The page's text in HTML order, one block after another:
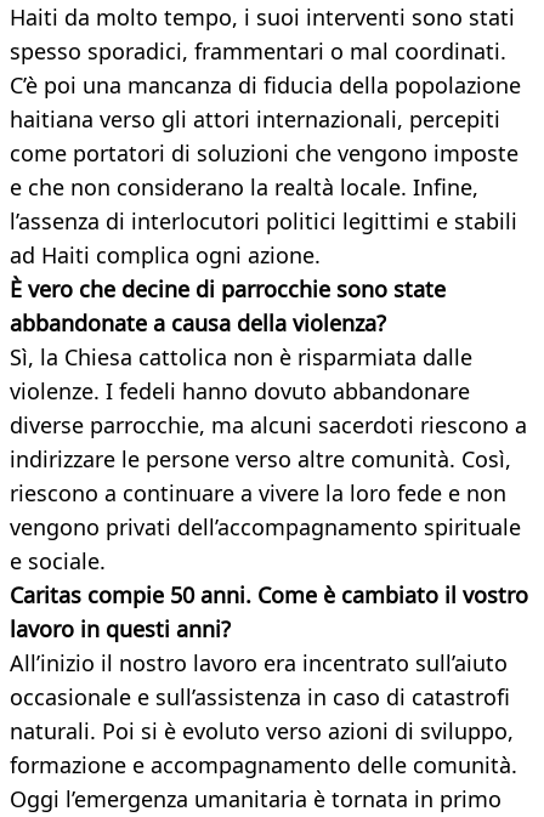
Haiti da molto tempo, i suoi interventi sono stati
spesso sporadici, frammentari o mal coordinati.
C’è poi una mancanza di fiducia della popolazione
haitiana verso gli attori internazionali, percepiti
come portatori di soluzioni che vengono imposte
e che non considerano la realtà locale. Infine,
l’assenza di interlocutori politici legittimi e stabili
ad Haiti complica ogni azione.
È vero che decine di parrocchie sono state
abbandonate a causa della violenza?
Sì, la Chiesa cattolica non è risparmiata dalle
violenze. I fedeli hanno dovuto abbandonare
diverse parrocchie, ma alcuni sacerdoti riescono a
indirizzare le persone verso altre comunità. Così,
riescono a continuare a vivere la loro fede e non
vengono privati dell’accompagnamento spirituale
e sociale.
Caritas compie 50 anni. Come è cambiato il vostro
lavoro in questi anni?
All’inizio il nostro lavoro era incentrato sull’aiuto
occasionale e sull’assistenza in caso di catastrofi
naturali. Poi si è evoluto verso azioni di sviluppo,
formazione e accompagnamento delle comunità.
Oggi l’emergenza umanitaria è tornata in primo